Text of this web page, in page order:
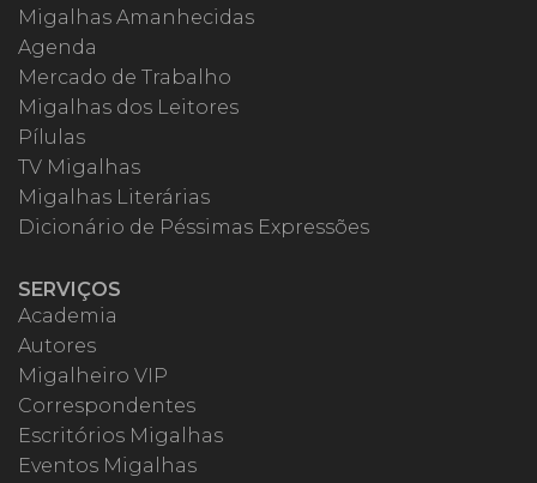
Migalhas Amanhecidas
Agenda
Mercado de Trabalho
Migalhas dos Leitores
Pílulas
TV Migalhas
Migalhas Literárias
Dicionário de Péssimas Expressões
SERVIÇOS
Academia
Autores
Migalheiro VIP
Correspondentes
Escritórios Migalhas
Eventos Migalhas